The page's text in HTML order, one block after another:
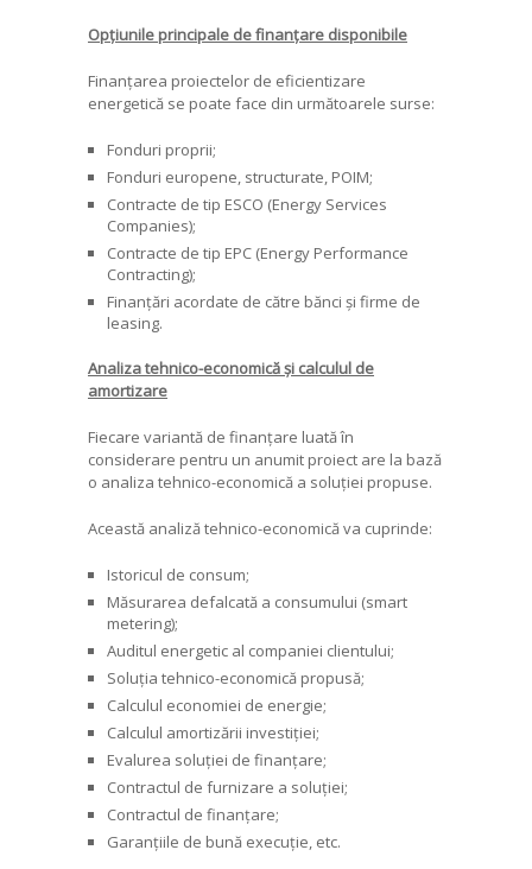
Opțiunile principale de finanțare disponibile
Finanțarea proiectelor de eficientizare
energetică se poate face din următoarele surse:
Fonduri proprii;
Fonduri europene, structurate, POIM;
Contracte de tip ESCO (Energy Services
Companies);
Contracte de tip EPC (Energy Performance
Contracting);
Finanțări acordate de către bănci și firme de
leasing.
Analiza tehnico-economică și calculul de
amortizare
Fiecare variantă de finanțare luată în
considerare pentru un anumit proiect are la bază
o analiza tehnico-economică a soluției propuse.
Această analiză tehnico-economică va cuprinde:
Istoricul de consum;
Măsurarea defalcată a consumului (smart
metering);
Auditul energetic al companiei clientului;
Soluția tehnico-economică propusă;
Calculul economiei de energie;
Calculul amortizării investiției;
Evalurea soluției de finanțare;
Contractul de furnizare a soluției;
Contractul de finanțare;
Garanțiile de bună execuție, etc.